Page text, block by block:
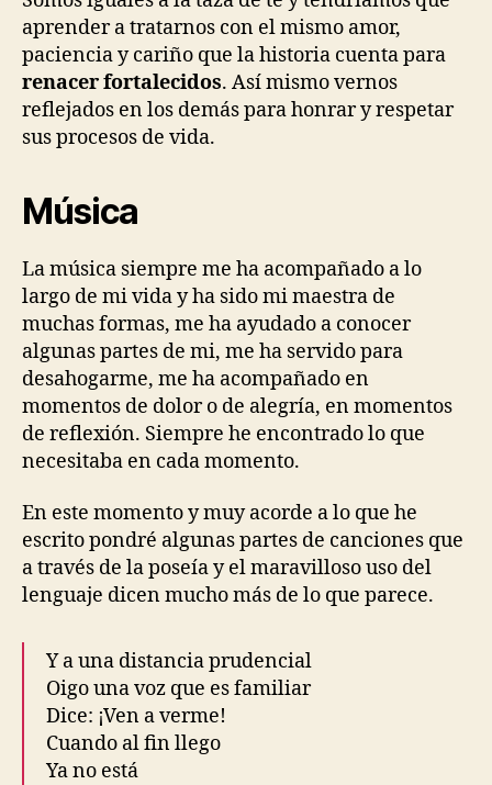
aprender a tratarnos con el mismo amor,
paciencia y cariño que la historia cuenta para
renacer fortalecidos. Así mismo vernos
reflejados en los demás para honrar y respetar
sus procesos de vida.
Música
La música siempre me ha acompañado a lo
largo de mi vida y ha sido mi maestra de
muchas formas, me ha ayudado a conocer
algunas partes de mi, me ha servido para
desahogarme, me ha acompañado en
momentos de dolor o de alegría, en momentos
de reflexión. Siempre he encontrado lo que
necesitaba en cada momento.
En este momento y muy acorde a lo que he
escrito pondré algunas partes de canciones que
a través de la poseía y el maravilloso uso del
lenguaje dicen mucho más de lo que parece.
Y a una distancia prudencial
Oigo una voz que es familiar
Dice: ¡Ven a verme!
Cuando al fin llego
Ya no está